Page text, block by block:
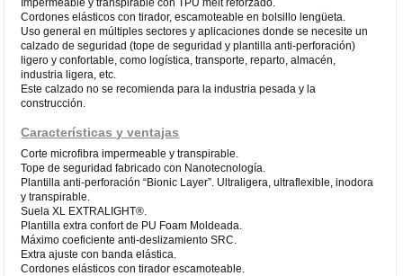
Cordones elásticos con tirador, escamoteable en bolsillo lengüeta.
Uso general en múltiples sectores y aplicaciones donde se necesite un
calzado de seguridad (tope de seguridad y plantilla anti-perforación)
ligero y confortable, como logística, transporte, reparto, almacén,
industria ligera, etc.
Este calzado no se recomienda para la industria pesada y la
construcción.
Características y ventajas
Corte microfibra impermeable y transpirable.
Tope de seguridad fabricado con Nanotecnología.
Plantilla anti-perforación “Bionic Layer”. Ultraligera, ultraflexible, inodora
y transpirable.
Suela XL EXTRALIGHT®.
Plantilla extra confort de PU Foam Moldeada.
Máximo coeficiente anti-deslizamiento SRC.
Extra ajuste con banda elástica.
Cordones elásticos con tirador escamoteable.